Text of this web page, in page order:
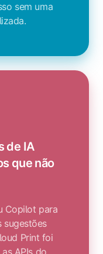
sem uma
de IA
que não
Copilot para
sugestões
Print foi